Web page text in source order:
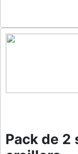
Pack de 2